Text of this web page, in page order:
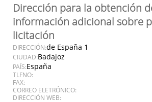
Dirección para la obtención
información adicional sobre
licitación
DIRECCIÓN:de España 1
CIUDAD:Badajoz
PAÍS:España
TLFNO:
FAX:
CORREO ELETRÓNICO:
DIRECCIÓN WEB: